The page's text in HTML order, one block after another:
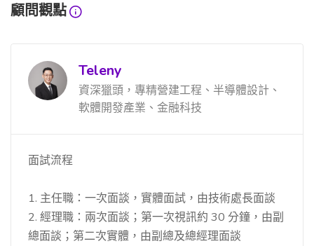
顧問觀點
Teleny
資深獵頭，專精營建工程、半導體設計、
軟體開發產業、金融科技
面試流程
1. 主任職：一次面談，實體面試，由技術處長面談
2. 經理職：兩次面談；第一次視訊約 30 分鐘，由副
總面談；第二次實體，由副總及總經理面談